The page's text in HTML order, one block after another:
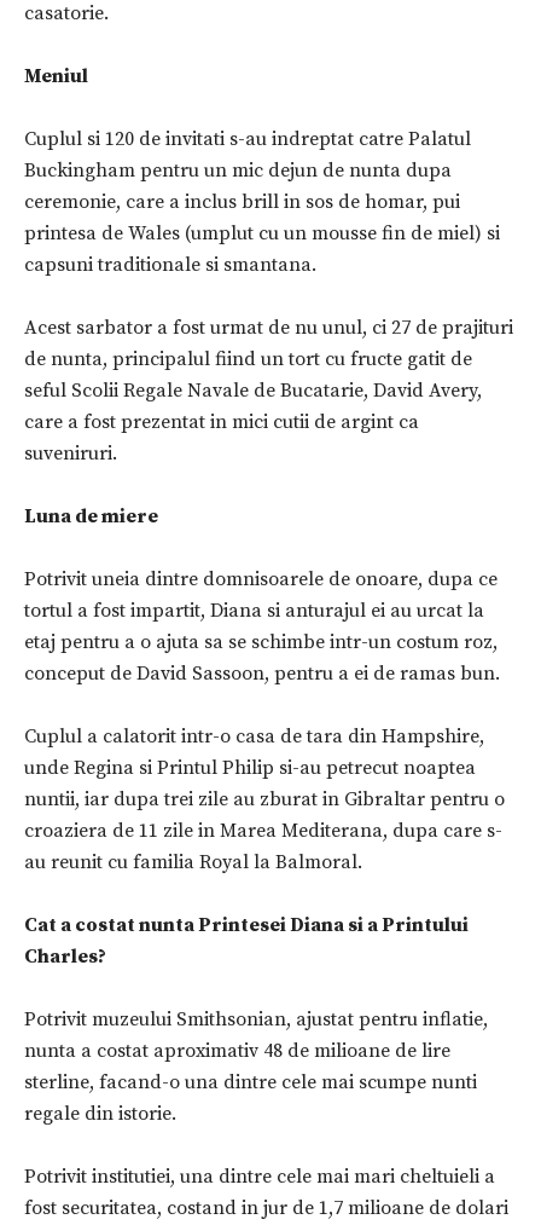
casatorie.
Meniul
Cuplul si 120 de invitati s-au indreptat catre Palatul
Buckingham pentru un mic dejun de nunta dupa
ceremonie, care a inclus brill in sos de homar, pui
printesa de Wales (umplut cu un mousse fin de miel) si
capsuni traditionale si smantana.
Acest sarbator a fost urmat de nu unul, ci 27 de prajituri
de nunta, principalul fiind un tort cu fructe gatit de
seful Scolii Regale Navale de Bucatarie, David Avery,
care a fost prezentat in mici cutii de argint ca
suveniruri.
Luna de miere
Potrivit uneia dintre domnisoarele de onoare, dupa ce
tortul a fost impartit, Diana si anturajul ei au urcat la
etaj pentru a o ajuta sa se schimbe intr-un costum roz,
conceput de David Sassoon, pentru a ei de ramas bun.
Cuplul a calatorit intr-o casa de tara din Hampshire,
unde Regina si Printul Philip si-au petrecut noaptea
nuntii, iar dupa trei zile au zburat in Gibraltar pentru o
croaziera de 11 zile in Marea Mediterana, dupa care s-
au reunit cu familia Royal la Balmoral.
Cat a costat nunta Printesei Diana si a Printului
Charles?
Potrivit muzeului Smithsonian, ajustat pentru inflatie,
nunta a costat aproximativ 48 de milioane de lire
sterline, facand-o una dintre cele mai scumpe nunti
regale din istorie.
Potrivit institutiei, una dintre cele mai mari cheltuieli a
fost securitatea, costand in jur de 1,7 milioane de dolari